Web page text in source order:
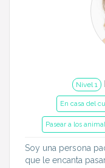
Nivel 1
En casa del
Pasear a los
Soy una persona
que le encanta